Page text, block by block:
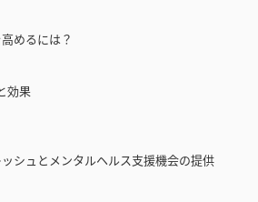
めるには？
効果
シュとメンタルヘルス支援機会の提供